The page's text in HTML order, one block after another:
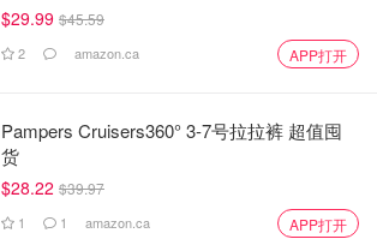
$29.99 $45.59
2 amazon.ca APP打开
Pampers Cruisers360° 3-7号拉拉裤 超值囤
货
$28.22 $39.97
1 1 amazon.ca APP打开